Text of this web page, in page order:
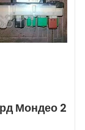
Мондео 2